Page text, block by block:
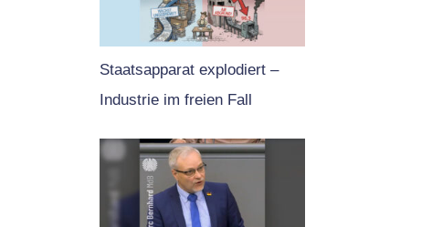
Staatsapparat explodiert –
Industrie im freien Fall